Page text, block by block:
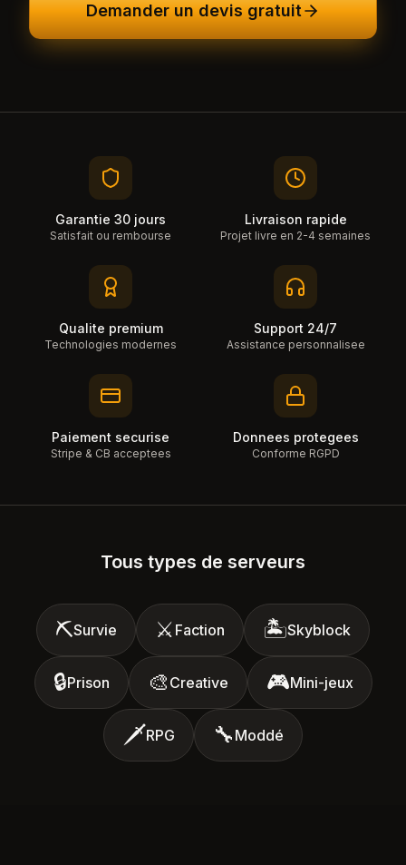
Demander un devis gratuit
Garantie 30 jours
Satisfait ou rembourse
Livraison rapide
Projet livre en 2-4 semaines
Qualite premium
Technologies modernes
Support 24/7
Assistance personnalisee
Paiement securise
Stripe & CB acceptees
Donnees protegees
Conforme RGPD
Tous types de serveurs
⛏️Survie ⚔️ Faction 🏝️Skyblock
🔒Prison 🎨 Creative 🎮Mini-jeux
🗡️RPG 🔧 Moddé